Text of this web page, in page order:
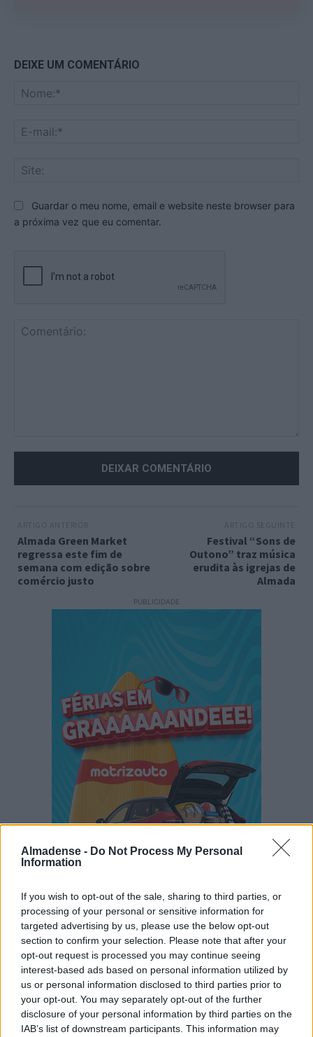
Almadense - Do Not Process My Personal
Information
If you wish to opt-out of the sale, sharing to third parties, or
processing of your personal or sensitive information for
targeted advertising by us, please use the below opt-out
section to confirm your selection. Please note that after your
opt-out request is processed you may continue seeing
interest-based ads based on personal information utilized by
us or personal information disclosed to third parties prior to
your opt-out. You may separately opt-out of the further
disclosure of your personal information by third parties on the
IAB’s list of downstream participants. This information may
DEIXE UM COMENTÁRIO
Guardar o meu nome, email e website neste browser para
a próxima vez que eu comentar.
Almada Green Market
regressa este fim de
semana com edição sobre
comércio justo
Festival “Sons de
Outono” traz música
erudita às igrejas de
Almada
PUBLICIDADE